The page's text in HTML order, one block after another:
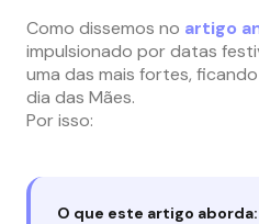
Como dissemos no artigo
impulsionado por datas
uma das mais fortes,
dia das Mães.
Por isso:
O que este artigo aborda: